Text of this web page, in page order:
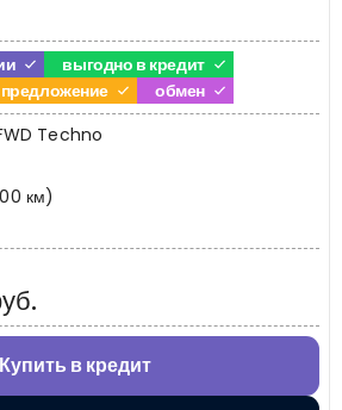
выгодно в кредит
предложение
обмен
Techno
км)
Купить в кредит